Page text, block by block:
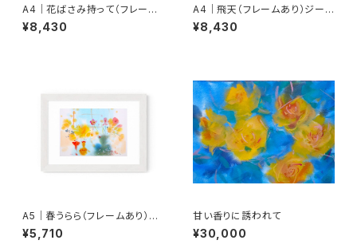
A4｜花ばさみ持って（フレーム
あり）ジークレー版画
¥8,430
A4｜飛天（フレームあり）ジーク
レー版画
¥8,430
A5｜春うらら（フレームあり）ジ
ークレー版画
¥5,710
甘い香りに誘われて
¥30,000